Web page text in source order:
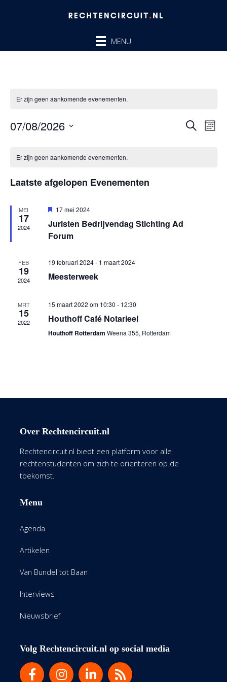
MENU
Er zijn geen aankomende evenementen.
ZOEKEN
07/08/2026
datum.
van
Er zijn geen aankomende evenementen.
Laatste afgelopen Evenementen
MEI
17
2024
Uitgelicht
17 mei 2024
Juristen Bedrijvendag Stichting Ad
Forum
FEB
19
2024
19 februari 2024- 1 maart 2024
Meesterweek
MRT
15
2022
15 maart 2022 om 10:30 - 12:30
Houthoff Café Notarieel
Houthoff Rotterdam Weena 355, Rotterdam
Over Rechtencircuit.nl
Rechtencircuit.nl biedt een platform voor alle
rechtenstudenten om zich te oriënteren op de
toekomst.
Menu
Agenda
Artikelen
Van Bundel tot Baan
Interviews
Nieuwsbrief
Volg Rechtencircuit.nl op social media